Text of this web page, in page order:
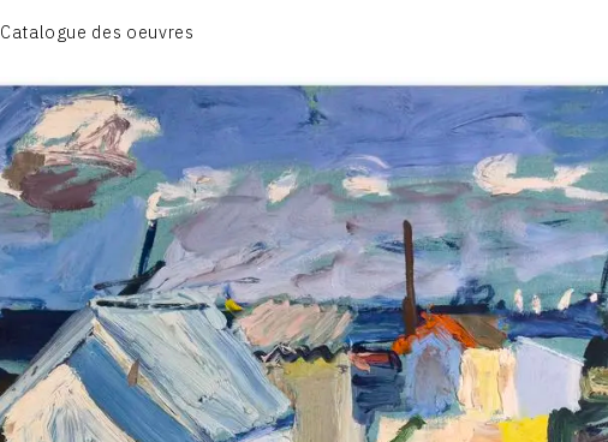
Catalogue des oeuvresCATALOGUE DES OEUVRES
PEINTURE
CONTACT